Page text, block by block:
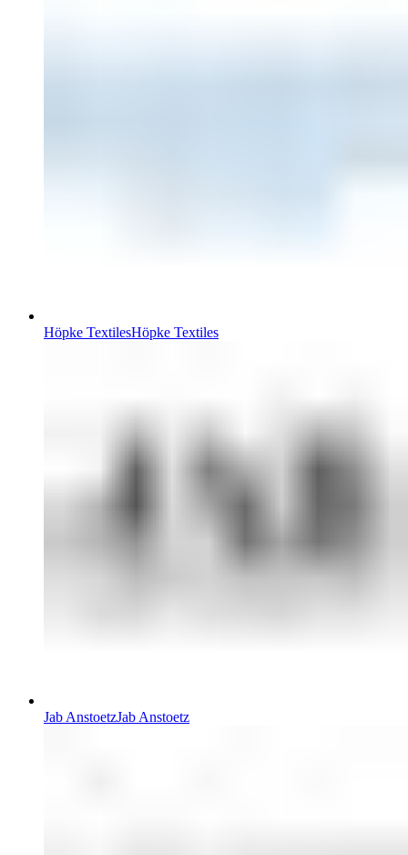
Höpke TextilesHöpke Textiles
Jab AnstoetzJab Anstoetz